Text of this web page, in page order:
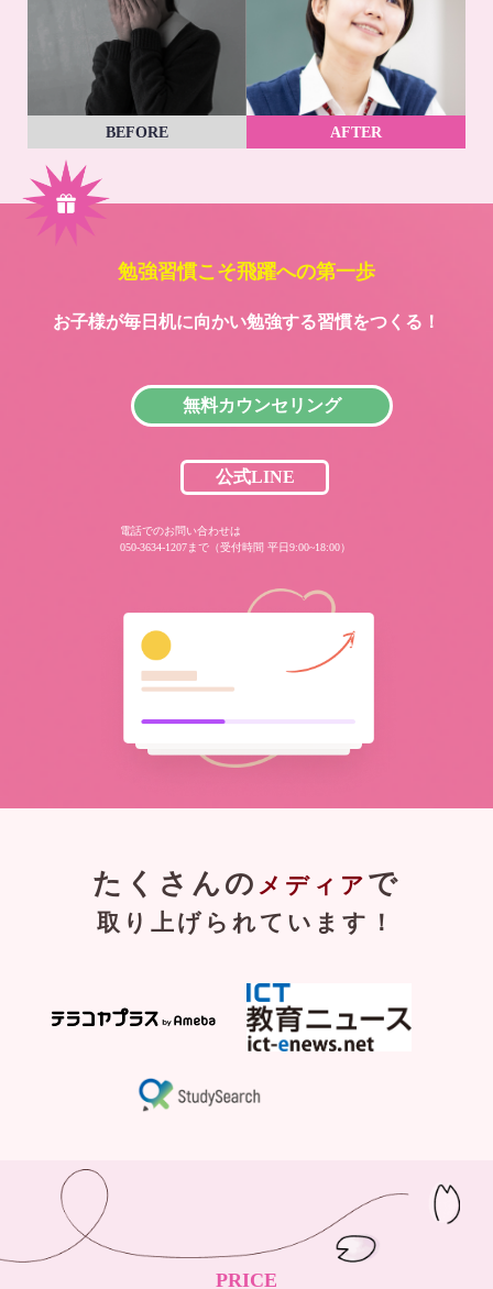
BEFORE AFTER
勉強習慣こそ飛躍への第一歩
お子様が毎日机に向かい勉強する習慣をつくる！
無料カウンセリング
公式LINE
電話でのお問い合わせは
050-3634-1207まで（受付時間 平日9:00~18:00）
たくさんの メディア で
取り上げられています！
PRICE